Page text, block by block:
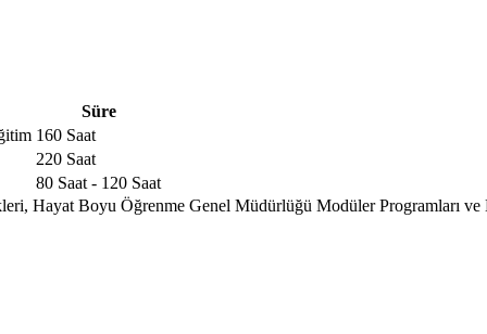
Süre
160 Saat
220 Saat
80 Saat - 120 Saat
Hayat Boyu Öğrenme Genel Müdürlüğü Modüler Programları ve